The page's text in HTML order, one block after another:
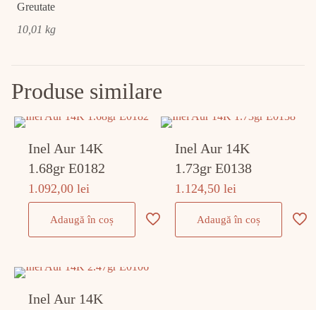
Greutate
10,01 kg
Produse similare
Inel Aur 14K
1.68gr E0182
1.092,00lei
Adaugă în coș
Inel Aur 14K
1.73gr E0138
1.124,50lei
Adaugă în coș
Inel Aur 14K